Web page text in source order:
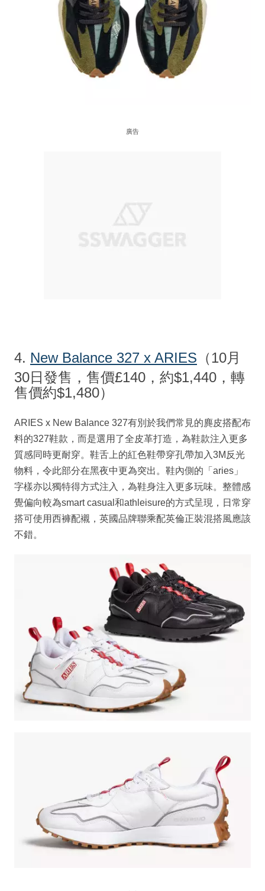
廣告
4. New Balance 327 x ARIES （10月
30日發售，售價£140，約$1,440，轉
售價約$1,480）
ARIES x New Balance 327有別於我們常見的麂皮搭配布
料的327鞋款，而是選用了全皮革打造，為鞋款注入更多
質感同時更耐穿。鞋舌上的紅色鞋帶穿孔帶加入3M反光
物料，令此部分在黑夜中更為突出。鞋內側的「aries」
字樣亦以獨特得方式注入，為鞋身注入更多玩味。整體感
覺偏向較為smart casual和athleisure的方式呈現，日常穿
搭可使用西褲配襯，英國品牌聯乘配英倫正裝混搭風應該
不錯。